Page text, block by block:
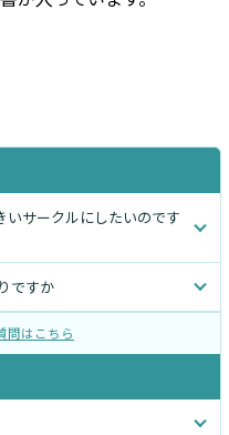
いサークルにしたいのです
ですか
問はこちら